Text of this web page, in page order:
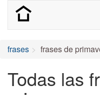
frases frases de
Todas las